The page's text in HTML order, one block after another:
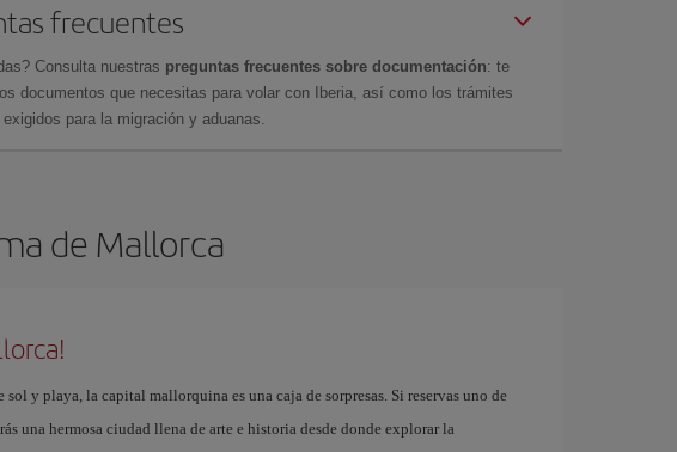
frecuentes
Consulta nuestras preguntas frecuentes sobre documentación: te
documentos que necesitas para volar con Iberia, así como los trámites
para la migración y aduanas.
de Mallorca
y playa, la capital mallorquina es una caja de sorpresas. Si reservas uno de
una hermosa ciudad llena de arte e historia desde donde explorar la